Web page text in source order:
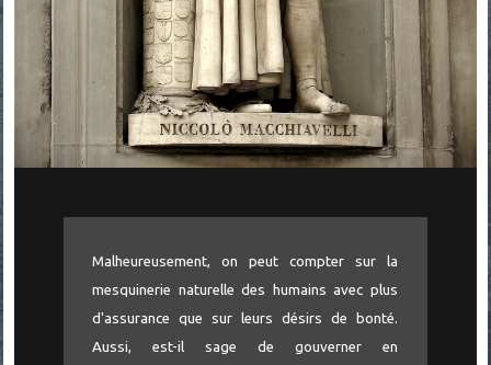
Malheureusement, on peut compter sur la
mesquinerie naturelle des humains avec plus
d'assurance que sur leurs désirs de bonté.
Aussi, est-il sage de gouverner en